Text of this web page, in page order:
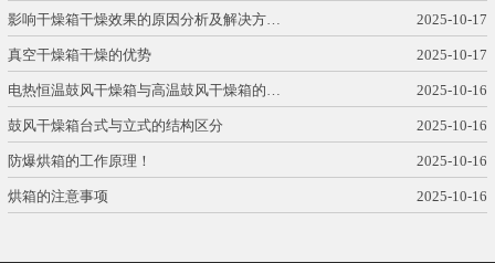
影响干燥箱干燥效果的原因分析及解决方… 2025-10-17
真空干燥箱干燥的优势 2025-10-17
电热恒温鼓风干燥箱与高温鼓风干燥箱的… 2025-10-16
鼓风干燥箱台式与立式的结构区分 2025-10-16
防爆烘箱的工作原理！ 2025-10-16
烘箱的注意事项 2025-10-16